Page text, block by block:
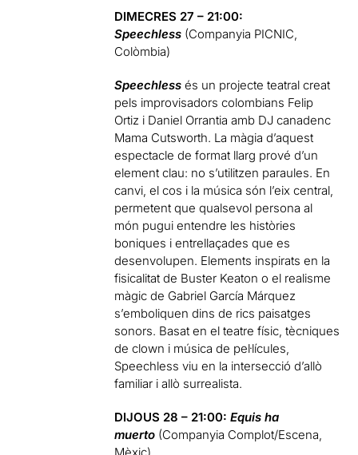
DIMECRES 27 – 21:00:
Speechless (Companyia PICNIC,
Colòmbia)
Speechless és un projecte teatral creat
pels improvisadors colombians Felip
Ortiz i Daniel Orrantia amb DJ canadenc
Mama Cutsworth. La màgia d’aquest
espectacle de format llarg prové d’un
element clau: no s’utilitzen paraules. En
canvi, el cos i la música són l’eix central,
permetent que qualsevol persona al
món pugui entendre les històries
boniques i entrellaçades que es
desenvolupen. Elements inspirats en la
fisicalitat de Buster Keaton o el realisme
màgic de Gabriel García Márquez
s’emboliquen dins de rics paisatges
sonors. Basat en el teatre físic, tècniques
de clown i música de pel·lícules,
Speechless viu en la intersecció d’allò
familiar i allò surrealista.
DIJOUS 28 – 21:00: Equis ha
muerto (Companyia Complot/Escena,